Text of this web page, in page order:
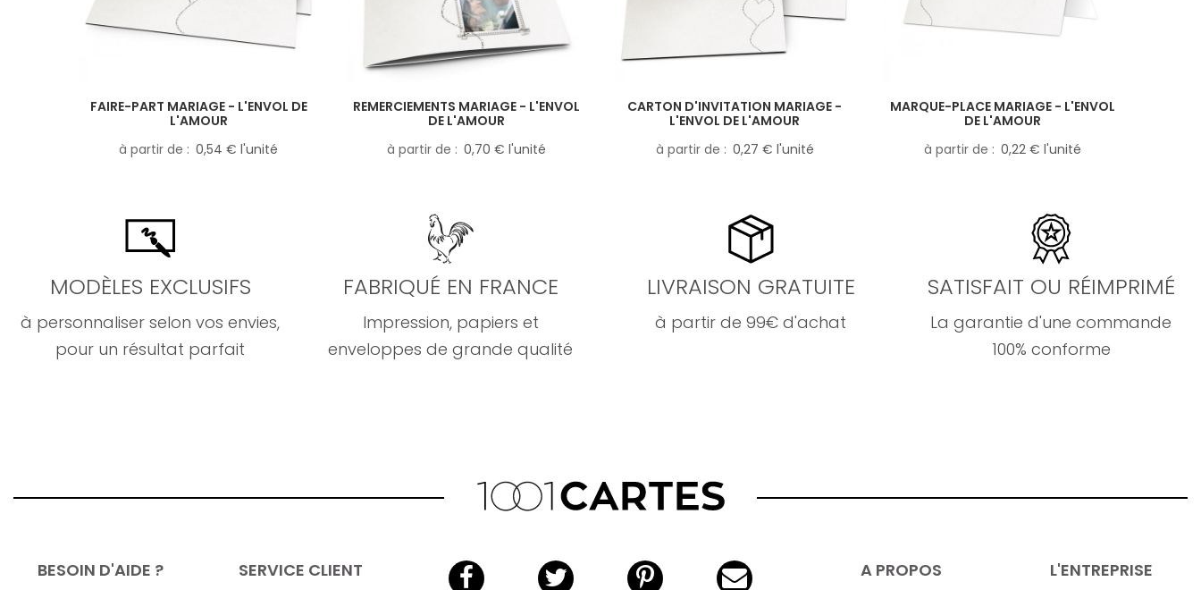
FAIRE-PART MARIAGE - L'ENVOL DE
L'AMOUR
à partir de
0,54 € l'unité
REMERCIEMENTS MARIAGE - L'ENVOL
DE L'AMOUR
à partir de
0,70 € l'unité
CARTON D'INVITATION MARIAGE -
L'ENVOL DE L'AMOUR
à partir de
0,27 € l'unité
MARQUE-PLACE MARIAGE - L'ENVOL
DE L'AMOUR
à partir de
0,22 € l'unité
MODÈLES EXCLUSIFS
à personnaliser selon vos envies,
pour un résultat parfait
FABRIQUÉ EN FRANCE
Impression, papiers et
enveloppes de grande qualité
LIVRAISON GRATUITE
à partir de 99€ d'achat
SATISFAIT OU RÉIMPRIMÉ
La garantie d'une commande
100% conforme
BESOIN D'AIDE ? SERVICE CLIENT A PROPOS L'ENTREPRISE